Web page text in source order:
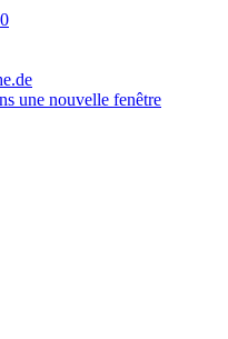
une nouvelle fenêtre